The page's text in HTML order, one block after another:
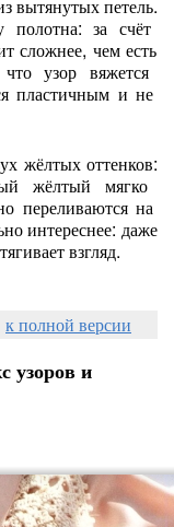
вытянутыхпетель.
полотна: за счёт
сложнее, чеместь
чтоузор вяжется
пластичным и не
жёлтыхоттенков:
жёлтый мягко
переливаютсяна
интереснее: даже
взгляд.
к полной версии
узоров и